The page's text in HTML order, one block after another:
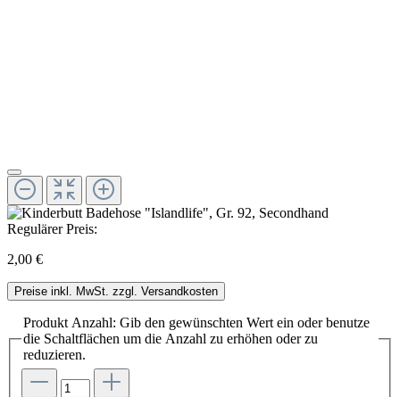
Regulärer Preis:
2,00 €
Preise inkl. MwSt. zzgl. Versandkosten
Produkt Anzahl: Gib den gewünschten Wert ein oder benutze
die Schaltflächen um die Anzahl zu erhöhen oder zu
reduzieren.